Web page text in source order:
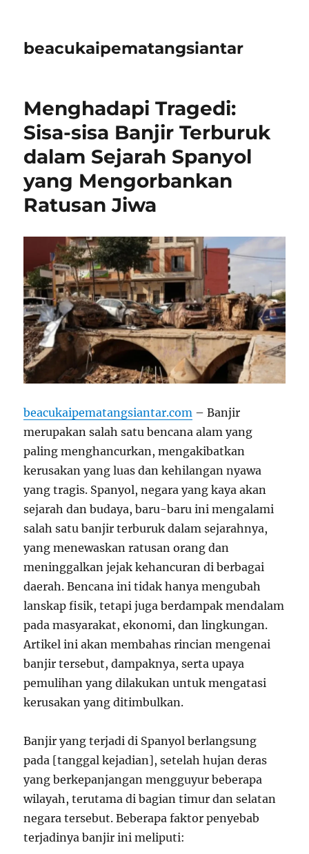
beacukaipematangsiantar
Menghadapi Tragedi:
Sisa-sisa Banjir Terburuk
dalam Sejarah Spanyol
yang Mengorbankan
Ratusan Jiwa
beacukaipematangsiantar.com – Banjir
merupakan salah satu bencana alam yang
paling menghancurkan, mengakibatkan
kerusakan yang luas dan kehilangan nyawa
yang tragis. Spanyol, negara yang kaya akan
sejarah dan budaya, baru-baru ini mengalami
salah satu banjir terburuk dalam sejarahnya,
yang menewaskan ratusan orang dan
meninggalkan jejak kehancuran di berbagai
daerah. Bencana ini tidak hanya mengubah
lanskap fisik, tetapi juga berdampak mendalam
pada masyarakat, ekonomi, dan lingkungan.
Artikel ini akan membahas rincian mengenai
banjir tersebut, dampaknya, serta upaya
pemulihan yang dilakukan untuk mengatasi
kerusakan yang ditimbulkan.
Banjir yang terjadi di Spanyol berlangsung
pada [tanggal kejadian], setelah hujan deras
yang berkepanjangan mengguyur beberapa
wilayah, terutama di bagian timur dan selatan
negara tersebut. Beberapa faktor penyebab
terjadinya banjir ini meliputi: